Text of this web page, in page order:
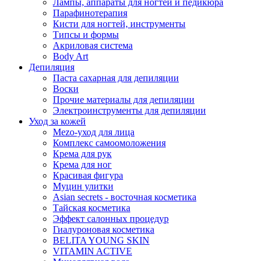
Лампы, аппараты для ногтей и педикюра
Парафинотерапия
Кисти для ногтей, инструменты
Типсы и формы
Акриловая система
Body Art
Депиляция
Паста сахарная для депиляции
Воски
Прочие материалы для депиляции
Электроинструменты для депиляции
Уход за кожей
Mezo-уход для лица
Комплекс самоомоложения
Крема для рук
Крема для ног
Красивая фигура
Муцин улитки
Asian seсrets - восточная косметика
Тайская косметика
Эффект салонных процедур
Гиалуроновая косметика
BELITA YOUNG SKIN
VITAMIN ACTIVE